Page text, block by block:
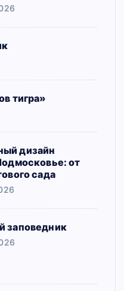
тигра»
дизайн
от
сада
заповедник